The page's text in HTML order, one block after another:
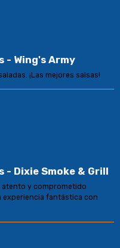
- Wing's Army
¡Las mejores salsas!
Dixie Smoke & Grill
atento y comprometido
experiencia fantástica con